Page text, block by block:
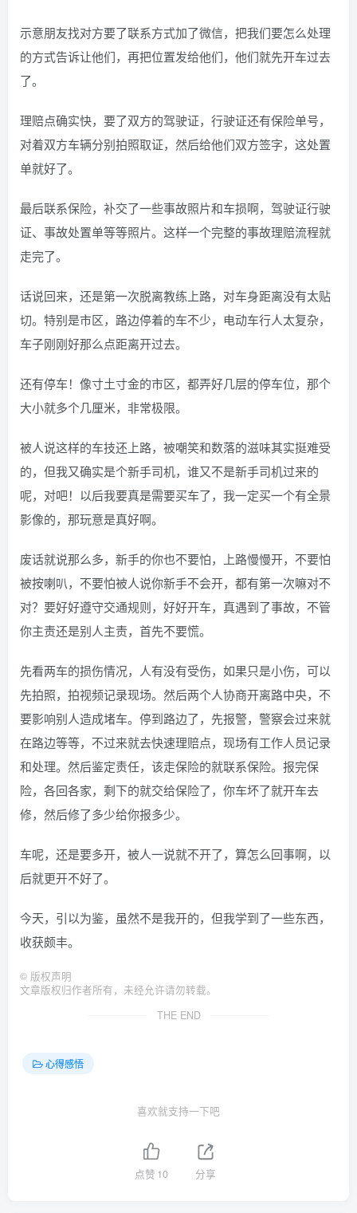
示意朋友找对方要了联系方式加了微信，把我们要怎么处理
的方式告诉让他们，再把位置发给他们，他们就先开车过去
了。
理赔点确实快，要了双方的驾驶证，行驶证还有保险单号，
对着双方车辆分别拍照取证，然后给他们双方签字，这处置
单就好了。
最后联系保险，补交了一些事故照片和车损啊，驾驶证行驶
证、事故处置单等等照片。这样一个完整的事故理赔流程就
走完了。
话说回来，还是第一次脱离教练上路，对车身距离没有太贴
切。特别是市区，路边停着的车不少，电动车行人太复杂，
车子刚刚好那么点距离开过去。
还有停车！像寸土寸金的市区，都弄好几层的停车位，那个
大小就多个几厘米，非常极限。
被人说这样的车技还上路，被嘲笑和数落的滋味其实挺难受
的，但我又确实是个新手司机，谁又不是新手司机过来的
呢，对吧！以后我要真是需要买车了，我一定买一个有全景
影像的，那玩意是真好啊。
废话就说那么多，新手的你也不要怕，上路慢慢开，不要怕
被按喇叭，不要怕被人说你新手不会开，都有第一次嘛对不
对？要好好遵守交通规则，好好开车，真遇到了事故，不管
你主责还是别人主责，首先不要慌。
先看两车的损伤情况，人有没有受伤，如果只是小伤，可以
先拍照，拍视频记录现场。然后两个人协商开离路中央，不
要影响别人造成堵车。停到路边了，先报警，警察会过来就
在路边等等，不过来就去快速理赔点，现场有工作人员记录
和处理。然后鉴定责任，该走保险的就联系保险。报完保
险，各回各家，剩下的就交给保险了，你车坏了就开车去
修，然后修了多少给你报多少。
车呢，还是要多开，被人一说就不开了，算怎么回事啊，以
后就更开不好了。
今天，引以为鉴，虽然不是我开的，但我学到了一些东西，
收获颇丰。
© 版权声明
文章版权归作者所有，未经允许请勿转载。
THE END
心得感悟
喜欢就支持一下吧
点赞 10 分享